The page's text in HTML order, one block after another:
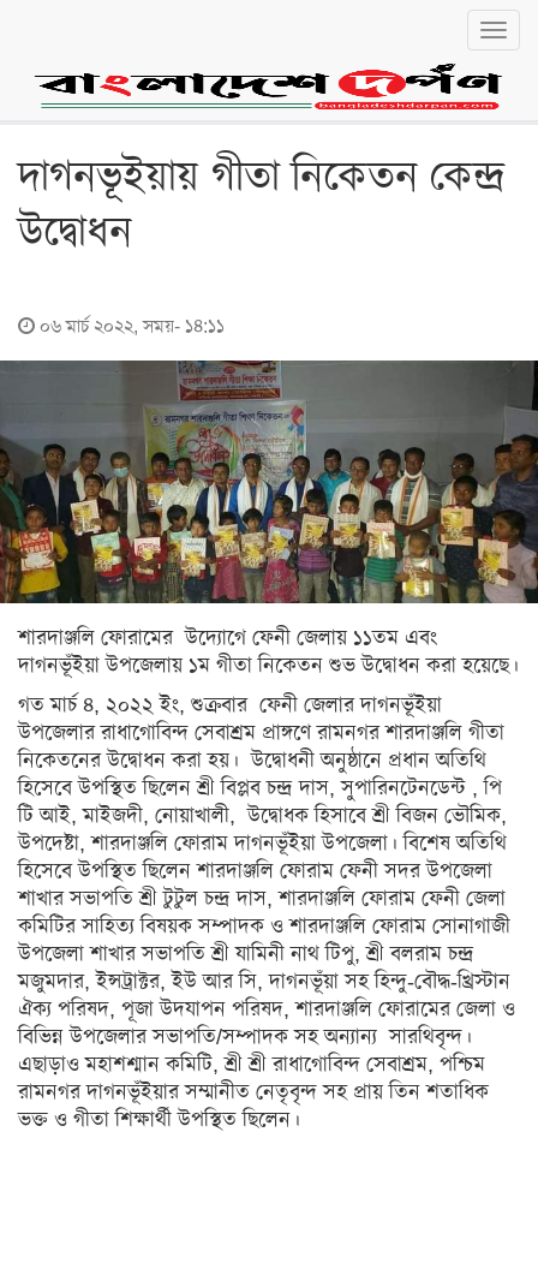
জাতীয়
রাজনীতি
লোকালয়
খুলনা
ঢাকা
সিলেট
রাজশাহী
রংপুর
বিদেশ
ভারত
আমেরিকা
ইউরোপ
মধ্যপ্রাচ্য
এশিয়া
আফ্রিকা
অস্ট্রেলিয়া
অন্যত্র
বাংলা English
দাগনভূইয়ায় গীতা নিকেতন কেন্দ্র
উদ্বোধন
০৬ মার্চ ২০২২, সময়- ১৪:১১
শারদাঞ্জলি ফোরামের উদ্যোগে ফেনী জেলায় ১১তম এবং
দাগনভূঁইয়া উপজেলায় ১ম গীতা নিকেতন শুভ উদ্বোধন করা হয়েছে।
গত মার্চ ৪, ২০২২ ইং, শুক্রবার ফেনী জেলার দাগনভূঁইয়া
উপজেলার রাধাগোবিন্দ সেবাশ্রম প্রাঙ্গণে রামনগর শারদাঞ্জলি গীতা
নিকেতনের উদ্বোধন করা হয়। উদ্বোধনী অনুষ্ঠানে প্রধান অতিথি
হিসেবে উপস্থিত ছিলেন শ্রী বিপ্লব চন্দ্র দাস, সুপারিনটেনডেন্ট , পি
টি আই, মাইজদী, নোয়াখালী, উদ্বোধক হিসাবে শ্রী বিজন ভৌমিক,
উপদেষ্টা, শারদাঞ্জলি ফোরাম দাগনভূঁইয়া উপজেলা। বিশেষ অতিথি
হিসেবে উপস্থিত ছিলেন শারদাঞ্জলি ফোরাম ফেনী সদর উপজেলা
শাখার সভাপতি শ্রী টুটুল চন্দ্র দাস, শারদাঞ্জলি ফোরাম ফেনী জেলা
কমিটির সাহিত্য বিষয়ক সম্পাদক ও শারদাঞ্জলি ফোরাম সোনাগাজী
উপজেলা শাখার সভাপতি শ্রী যামিনী নাথ টিপু, শ্রী বলরাম চন্দ্র
মজুমদার, ইন্সট্রাক্টর, ইউ আর সি, দাগনভূঁয়া সহ হিন্দু-বৌদ্ধ-খ্রিস্টান
ঐক্য পরিষদ, পূজা উদযাপন পরিষদ, শারদাঞ্জলি ফোরামের জেলা ও
বিভিন্ন উপজেলার সভাপতি/সম্পাদক সহ অন্যান্য সারথিবৃন্দ।
এছাড়াও মহাশশ্মান কমিটি, শ্রী শ্রী রাধাগোবিন্দ সেবাশ্রম, পশ্চিম
রামনগর দাগনভূঁইয়ার সম্মানীত নেতৃবৃন্দ সহ প্রায় তিন শতাধিক
ভক্ত ও গীতা শিক্ষার্থী উপস্থিত ছিলেন।